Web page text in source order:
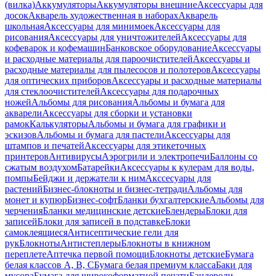
(вилка)АккумуляторыАккумуляторы внешниеАксессуары для
досокАкварель художественная в наборахАкварель
школьнаяАксессуары для минимоекАксессуары для
рисованияАксессуары для уничтожителейАксессуары для
кофеварок и кофемашинБанковское оборудованиеАксессуары
и расходные материалы для пароочистителейАксессуары и
расходные материалы для пылесосов и полотеровАксессуары
для оптических приборовАксессуары и расходные материалы
для стеклоочистителейАксессуары для подарочных
ножейАльбомы для рисованияАльбомы и бумага для
акварелиАксессуары для сборки и установки
рамокКалькуляторыАльбомы и бумага для графики и
эскизовАльбомы и бумага для пастелиАксессуары для
штампов и печатейАксессуары для этикеточных
принтеровАнтивирусыАэрогрили и электропечиБаллоны со
сжатым воздухомБатарейкиАксессуары к кулерам для воды,
помпыБейджи и держатели к нимАкссесуары для
растенийБизнес-блокноты и бизнес-тетрадиАльбомы для
монет и купюрБизнес-софтБланки бухгалтерскиеАльбомы для
черченияБланки медицинские детскиеБлендерыБлоки для
записейБлоки для записей в подставкеБлоки
самоклеящиесяАнтисептические гели для
рукБлокнотыАнтистеплерыБлокноты в книжном
переплетеАптечка первой помощиБлокноты детскиеБумага
белая классов А, В, СБумага белая премиум классаБаки для